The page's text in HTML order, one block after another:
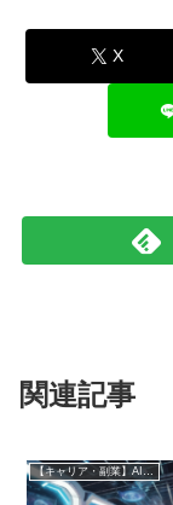
X
関連記事
【キャリア・副業】AI時代の生存戦略